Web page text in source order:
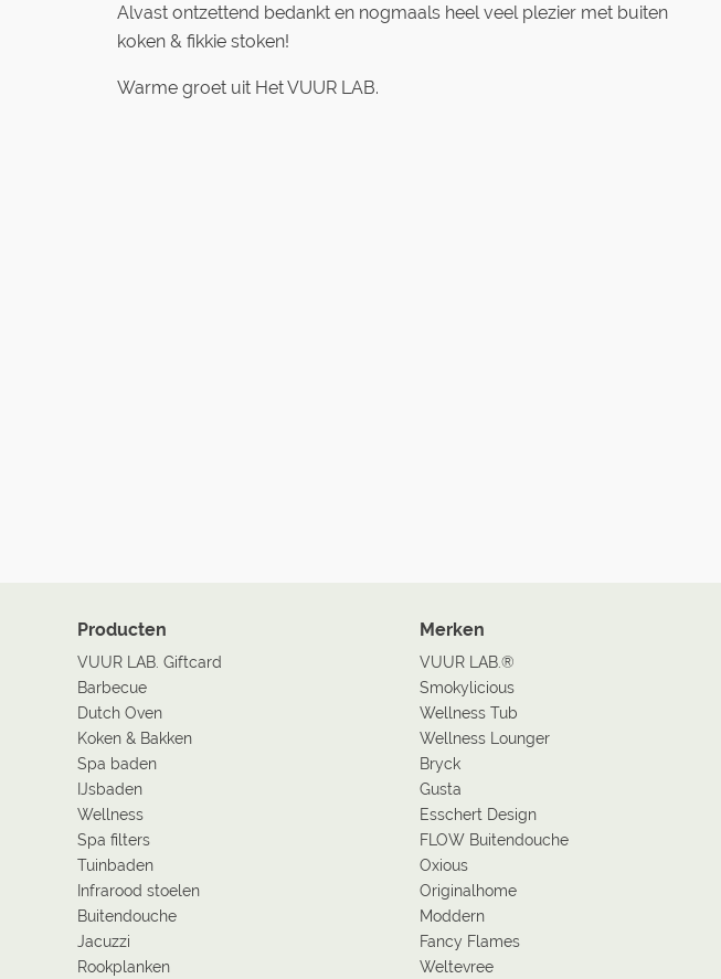
Alvast ontzettend bedankt en nogmaals heel veel plezier met buiten
koken & fikkie stoken!
Warme groet uit Het VUUR LAB.
Producten
VUUR LAB. Giftcard
Barbecue
Dutch Oven
Koken & Bakken
Spa baden
IJsbaden
Wellness
Spa filters
Tuinbaden
Infrarood stoelen
Buitendouche
Jacuzzi
Rookplanken
Merken
VUUR LAB.®
Smokylicious
Wellness Tub
Wellness Lounger
Bryck
Gusta
Esschert Design
FLOW Buitendouche
Oxious
Originalhome
Moddern
Fancy Flames
Weltevree